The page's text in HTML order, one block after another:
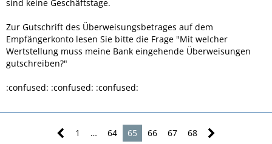
sind keine Geschäftstage.
Zur Gutschrift des Überweisungsbetrages auf dem
Empfängerkonto lesen Sie bitte die Frage "Mit welcher
Wertstellung muss meine Bank eingehende Überweisungen
gutschreiben?"
:confused: :confused: :confused:
1 … 64 65 66 67 68